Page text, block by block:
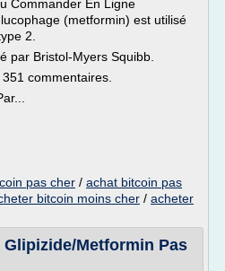
Commander En Ligne
(metformin) est utilisé
2.
par Bristol-Myers Squibb.
commentaires.
pas cher / achat bitcoin pas
bitcoin moins cher / acheter
Metformin Pas